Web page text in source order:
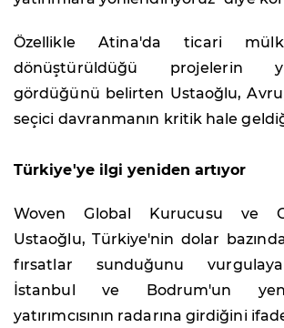
Özellikle Atina'da ticari
dönüştürüldüğü projelerin
gördüğünü belirten Ustaoğlu,
seçici davranmanın kritik hale
Türkiye'ye ilgi yeniden artıyor
Woven Global Kurucusu ve
Ustaoğlu, Türkiye'nin dolar
fırsatlar sunduğunu
İstanbul ve Bodrum'un
yatırımcısının radarına girdiğini